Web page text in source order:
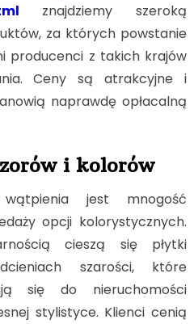
znajdziemy szeroką
za których powstanie
producenci z takich krajów
Ceny są atrakcyjne i
naprawdę opłacalną
i kolorów
jest mnogość
opcji kolorystycznych.
cieszą się płytki
szarości, które
się do nieruchomości
stylistyce. Klienci cenią